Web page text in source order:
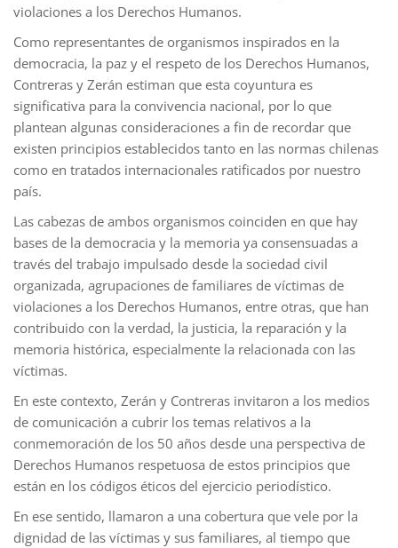
violaciones a los Derechos Humanos.
Como representantes de organismos inspirados en la
democracia, la paz y el respeto de los Derechos Humanos,
Contreras y Zerán estiman que esta coyuntura es
significativa para la convivencia nacional, por lo que
plantean algunas consideraciones a fin de recordar que
existen principios establecidos tanto en las normas chilenas
como en tratados internacionales ratificados por nuestro
país.
Las cabezas de ambos organismos coinciden en que hay
bases de la democracia y la memoria ya consensuadas a
través del trabajo impulsado desde la sociedad civil
organizada, agrupaciones de familiares de víctimas de
violaciones a los Derechos Humanos, entre otras, que han
contribuido con la verdad, la justicia, la reparación y la
memoria histórica, especialmente la relacionada con las
víctimas.
En este contexto, Zerán y Contreras invitaron a los medios
de comunicación a cubrir los temas relativos a la
conmemoración de los 50 años desde una perspectiva de
Derechos Humanos respetuosa de estos principios que
están en los códigos éticos del ejercicio periodístico.
En ese sentido, llamaron a una cobertura que vele por la
dignidad de las víctimas y sus familiares, al tiempo que